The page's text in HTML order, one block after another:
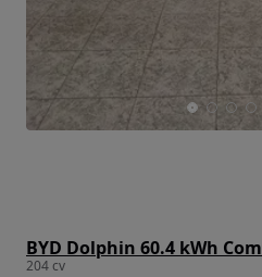
BYD Dolphin 60.4 kWh
204 cv